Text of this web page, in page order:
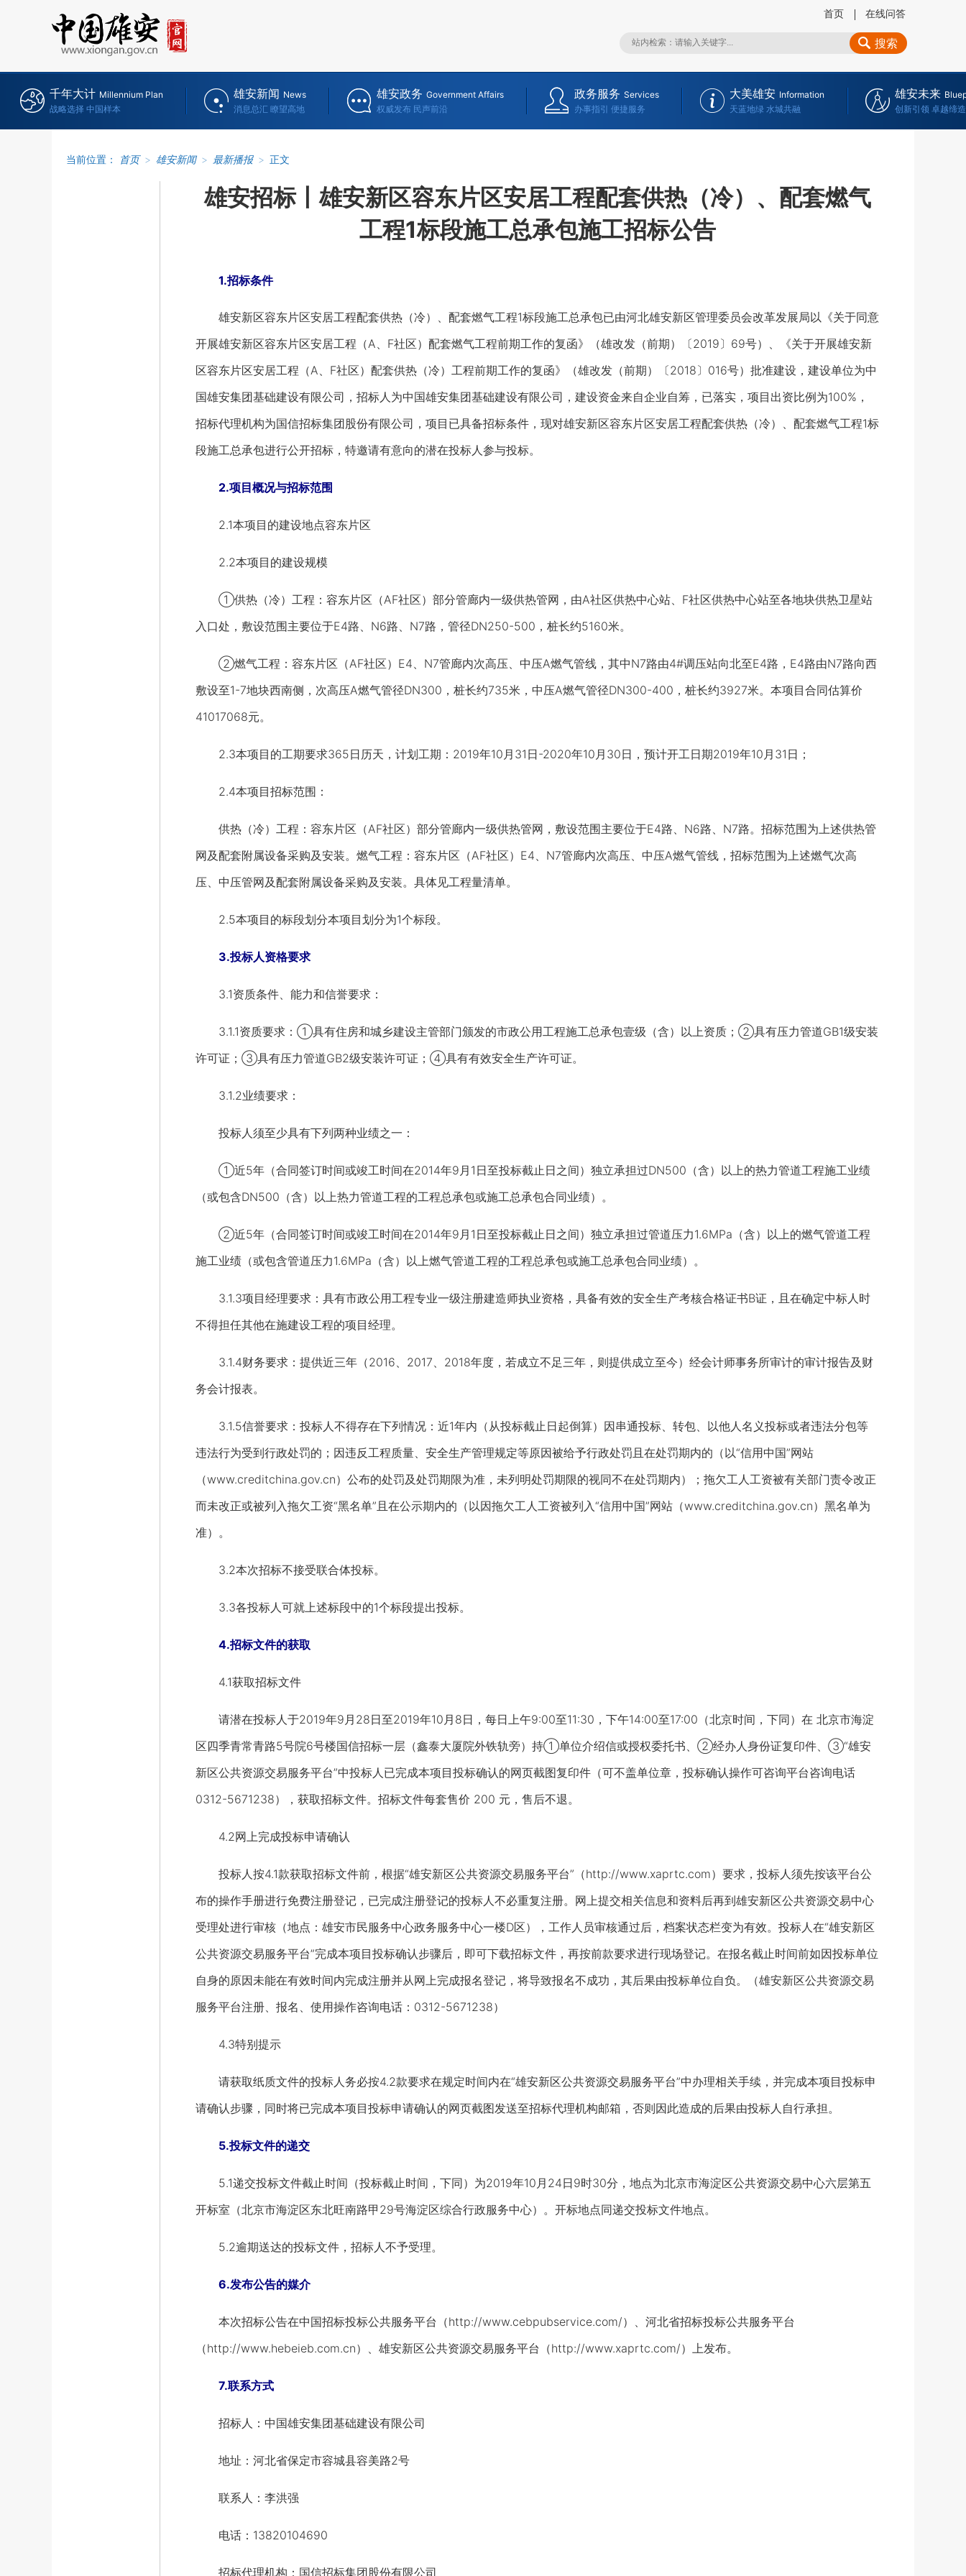
首页 在线问答
搜索
千年大计 Millennium Plan
战略选择 中国样本
雄安新闻 News
消息总汇 瞭望高地
雄安政务 Government Affairs
权威发布 民声前沿
政务服务 Services
办事指引 便捷服务
大美雄安 Information
天蓝地绿 水城共融
雄安未来
创新引领 卓越缔造
当前位置： 首页 > 雄安新闻 > 最新播报 > 正文
雄安招标丨雄安新区容东片区安居工程配套供热（冷）、配套燃气
工程1标段施工总承包施工招标公告
1.招标条件
雄安新区容东片区安居工程配套供热（冷）、配套燃气工程1标段施工总承包已由河北雄安新区管理委员会改革发展局以《关于同意
开展雄安新区容东片区安居工程（A、F社区）配套燃气工程前期工作的复函》（雄改发（前期）〔2019〕69号）、《关于开展雄安新
区容东片区安居工程（A、F社区）配套供热（冷）工程前期工作的复函》（雄改发（前期）〔2018〕016号）批准建设，建设单位为中
国雄安集团基础建设有限公司，招标人为中国雄安集团基础建设有限公司，建设资金来自企业自筹，已落实，项目出资比例为100%，
招标代理机构为国信招标集团股份有限公司，项目已具备招标条件，现对雄安新区容东片区安居工程配套供热（冷）、配套燃气工程1标
段施工总承包进行公开招标，特邀请有意向的潜在投标人参与投标。
2.项目概况与招标范围
2.1本项目的建设地点容东片区
2.2本项目的建设规模
①供热（冷）工程：容东片区（AF社区）部分管廊内一级供热管网，由A社区供热中心站、F社区供热中心站至各地块供热卫星站
入口处，敷设范围主要位于E4路、N6路、N7路，管径DN250-500，桩长约5160米。
②燃气工程：容东片区（AF社区）E4、N7管廊内次高压、中压A燃气管线，其中N7路由4#调压站向北至E4路，E4路由N7路向西
敷设至1-7地块西南侧，次高压A燃气管径DN300，桩长约735米，中压A燃气管径DN300-400，桩长约3927米。 本项目合同估算价
41017068元。
2.3本项目的工期要求365日历天，计划工期：2019年10月31日-2020年10月30日，预计开工日期2019年10月31日；
2.4本项目招标范围：
供热（冷）工程：容东片区（AF社区）部分管廊内一级供热管网，敷设范围主要位于E4路、N6路、N7路。招标范围为上述供热管
网及配套附属设备采购及安装。 燃气工程：容东片区（AF社区）E4、N7管廊内次高压、中压A燃气管线，招标范围为上述燃气次高
压、中压管网及配套附属设备采购及安装。 具体见工程量清单。
2.5本项目的标段划分本项目划分为1个标段。
3.投标人资格要求
3.1资质条件、能力和信誉要求：
3.1.1资质要求：①具有住房和城乡建设主管部门颁发的市政公用工程施工总承包壹级（含）以上资质；②具有压力管道GB1级安装
许可证；③具有压力管道GB2级安装许可证；④具有有效安全生产许可证。
3.1.2业绩要求：
投标人须至少具有下列两种业绩之一：
①近5年（合同签订时间或竣工时间在2014年9月1日至投标截止日之间）独立承担过DN500（含）以上的热力管道工程施工业绩
（或包含DN500（含）以上热力管道工程的工程总承包或施工总承包合同业绩）。
②近5年（合同签订时间或竣工时间在2014年9月1日至投标截止日之间）独立承担过管道压力1.6MPa（含）以上的燃气管道工程
施工业绩（或包含管道压力1.6MPa（含）以上燃气管道工程的工程总承包或施工总承包合同业绩）。
3.1.3项目经理要求：具有市政公用工程专业一级注册建造师执业资格，具备有效的安全生产考核合格证书B证，且在确定中标人时
不得担任其他在施建设工程的项目经理。
3.1.4财务要求：提供近三年（2016、2017、2018年度，若成立不足三年，则提供成立至今）经会计师事务所审计的审计报告及财
务会计报表。
3.1.5信誉要求：投标人不得存在下列情况：近1年内（从投标截止日起倒算）因串通投标、转包、以他人名义投标或者违法分包等
违法行为受到行政处罚的；因违反工程质量、安全生产管理规定等原因被给予行政处罚且在处罚期内的（以“信用中国”网站
（www.creditchina.gov.cn）公布的处罚及处罚期限为准，未列明处罚期限的视同不在处罚期内）；拖欠工人工资被有关部门责令改正
而未改正或被列入拖欠工资“黑名单”且在公示期内的（以因拖欠工人工资被列入“信用中国”网站（www.creditchina.gov.cn）黑名单为
准）。
3.2本次招标不接受联合体投标。
3.3各投标人可就上述标段中的1个标段提出投标。
4.招标文件的获取
4.1获取招标文件
请潜在投标人于2019年9月28日至2019年10月8日，每日上午9:00至11:30，下午14:00至17:00（北京时间，下同）在 北京市海淀
区四季青常青路5号院6号楼国信招标一层（鑫泰大厦院外铁轨旁）持①单位介绍信或授权委托书、②经办人身份证复印件、③“雄安
新区公共资源交易服务平台”中投标人已完成本项目投标确认的网页截图复印件（可不盖单位章，投标确认操作可咨询平台咨询电话
0312-5671238），获取招标文件。招标文件每套售价 200 元，售后不退。
4.2网上完成投标申请确认
投标人按4.1款获取招标文件前，根据“雄安新区公共资源交易服务平台”（http://www.xaprtc.com）要求，投标人须先按该平台公
布的操作手册进行免费注册登记，已完成注册登记的投标人不必重复注册。网上提交相关信息和资料后再到雄安新区公共资源交易中心
受理处进行审核（地点：雄安市民服务中心政务服务中心一楼D区），工作人员审核通过后，档案状态栏变为有效。投标人在“雄安新区
公共资源交易服务平台”完成本项目投标确认步骤后，即可下载招标文件，再按前款要求进行现场登记。在报名截止时间前如因投标单位
自身的原因未能在有效时间内完成注册并从网上完成报名登记，将导致报名不成功，其后果由投标单位自负。（雄安新区公共资源交易
服务平台注册、报名、使用操作咨询电话：0312-5671238）
4.3特别提示
请获取纸质文件的投标人务必按4.2款要求在规定时间内在“雄安新区公共资源交易服务平台”中办理相关手续，并完成本项目投标申
请确认步骤，同时将已完成本项目投标申请确认的网页截图发送至招标代理机构邮箱，否则因此造成的后果由投标人自行承担。
5.投标文件的递交
5.1递交投标文件截止时间（投标截止时间，下同）为2019年10月24日9时30分，地点为北京市海淀区公共资源交易中心六层第五
开标室（北京市海淀区东北旺南路甲29号海淀区综合行政服务中心）。开标地点同递交投标文件地点。
5.2逾期送达的投标文件，招标人不予受理。
6.发布公告的媒介
本次招标公告在中国招标投标公共服务平台（http://www.cebpubservice.com/）、河北省招标投标公共服务平台
（http://www.hebeieb.com.cn）、雄安新区公共资源交易服务平台（http://www.xaprtc.com/）上发布。
7.联系方式
招标人：中国雄安集团基础建设有限公司
地址：河北省保定市容城县容美路2号
联系人：李洪强
电话：13820104690
招标代理机构：国信招标集团股份有限公司